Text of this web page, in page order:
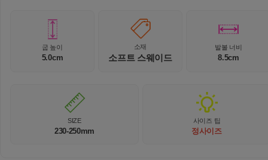
굽 높이
5.0cm
소재
소프트 스웨이드
발볼 너비
8.5cm
SIZE
230-250mm
사이즈 팁
정사이즈